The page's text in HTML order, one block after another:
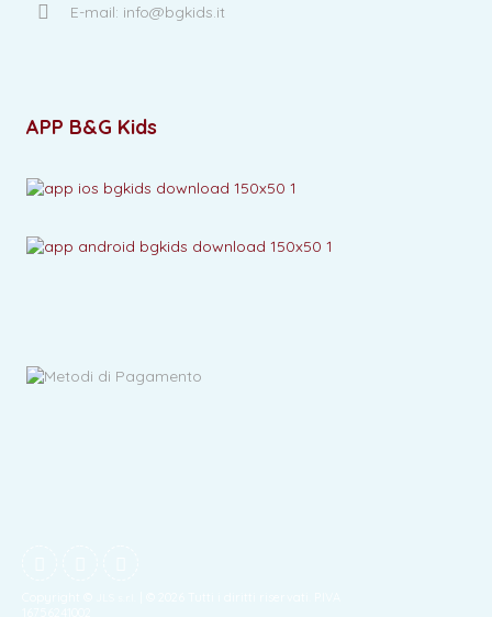
E-mail: info@bgkids.it
APP B&G Kids